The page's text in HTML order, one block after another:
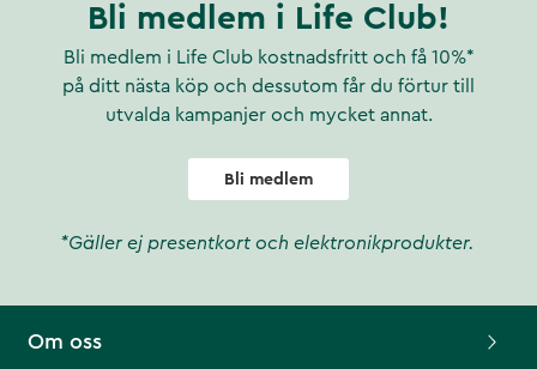
Bli medlem i Life Club!
Bli medlem i Life Club kostnadsfritt och få 10%*
på ditt nästa köp och dessutom får du förtur till
utvalda kampanjer och mycket annat.
Bli medlem
*Gäller ej presentkort och elektronikprodukter.
Om oss